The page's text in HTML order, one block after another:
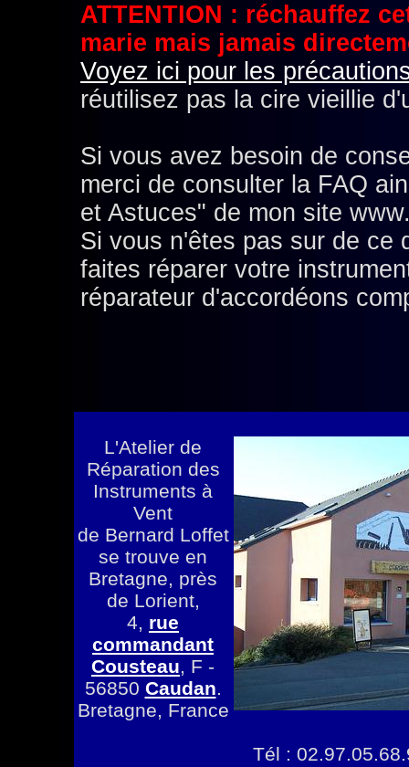
ATTENTION : réchauffez
marie mais jamais
Voyez ici pour les
réutilisez pas la cire vieillie
Si vous avez besoin de
merci de consulter la FAQ
et Astuces" de mon site
Si vous n'êtes pas sur de ce
faites réparer votre
réparateur d'accordéons
L'Atelier de
Réparation des
Instruments à
Vent
de Bernard Loffet
se trouve en
Bretagne, près
de Lorient,
4, rue
commandant
Cousteau, F -
56850 Caudan.
Bretagne, France
Tél :